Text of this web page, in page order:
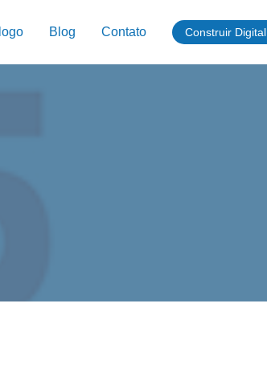
Blog Contato Construir Digital